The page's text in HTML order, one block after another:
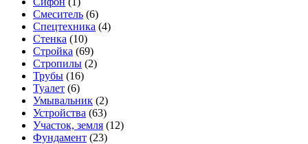
Смеситель (6)
Спецтехника (4)
Стенка (10)
Стройка (69)
Стропилы (2)
Трубы (16)
Туалет (6)
Умывальник (2)
Устройства (63)
Участок, земля (12)
Фундамент (23)